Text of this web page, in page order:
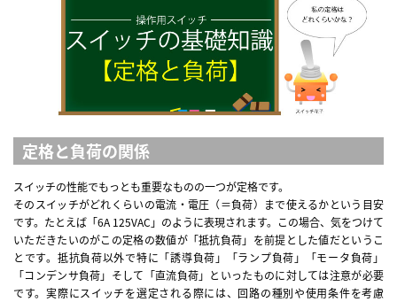
定格と負荷の関係
スイッチの性能でもっとも重要なものの一つが定格です。
そのスイッチがどれくらいの電流・電圧（＝負荷）まで使えるかという目安
です。たとえば「6A 125VAC」のように表現されます。この場合、気をつけて
いただきたいのがこの定格の数値が「抵抗負荷」を前提とした値だというこ
とです。抵抗負荷以外で特に「誘導負荷」「ランプ負荷」「モータ負荷」
「コンデンサ負荷」そして「直流負荷」といったものに対しては注意が必要
です。実際にスイッチを選定される際には、回路の種別や使用条件を考慮